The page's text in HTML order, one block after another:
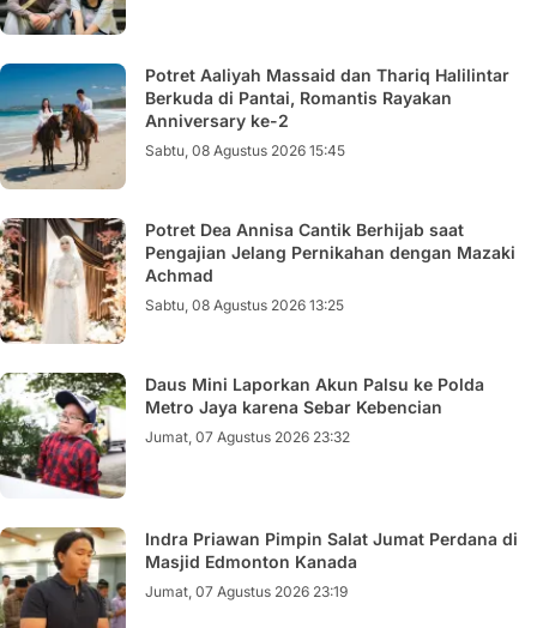
Potret Aaliyah Massaid dan Thariq Halilintar
Berkuda di Pantai, Romantis Rayakan
Anniversary ke-2
Sabtu, 08 Agustus 2026 15:45
Potret Dea Annisa Cantik Berhijab saat
Pengajian Jelang Pernikahan dengan Mazaki
Achmad
Sabtu, 08 Agustus 2026 13:25
Daus Mini Laporkan Akun Palsu ke Polda
Metro Jaya karena Sebar Kebencian
Jumat, 07 Agustus 2026 23:32
Indra Priawan Pimpin Salat Jumat Perdana di
Masjid Edmonton Kanada
Jumat, 07 Agustus 2026 23:19